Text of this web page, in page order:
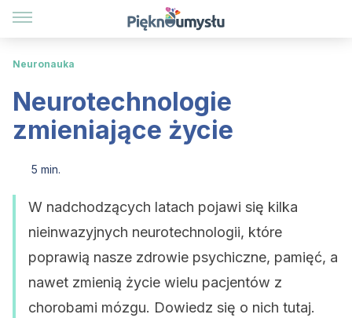
Neuronauka
Neurotechnologie
zmieniające życie
5 min.
W nadchodzących latach pojawi się kilka
nieinwazyjnych neurotechnologii, które
poprawią nasze zdrowie psychiczne, pamięć, a
nawet zmienią życie wielu pacjentów z
chorobami mózgu. Dowiedz się o nich tutaj.